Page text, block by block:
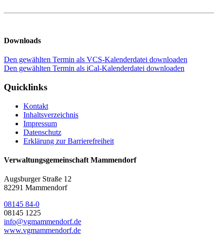
Downloads
Den gewählten Termin als VCS-Kalenderdatei downloaden
Den gewählten Termin als iCal-Kalenderdatei downloaden
Quicklinks
Kontakt
Inhaltsverzeichnis
Impressum
Datenschutz
Erklärung zur Barrierefreiheit
Verwaltungsgemeinschaft Mammendorf
Augsburger Straße 12
82291 Mammendorf
08145 84-0
08145 1225
info@vgmammendorf.de
www.vgmammendorf.de